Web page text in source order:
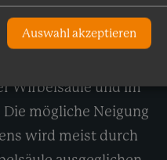
den restlichen
werden. So
Wirbelsäule und im
mögliche Neigung
wird meist durch
Auswahl akzeptieren